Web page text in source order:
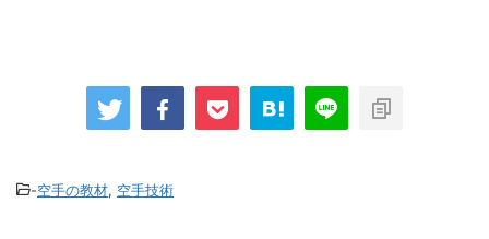
-空手の教材, 空手技術